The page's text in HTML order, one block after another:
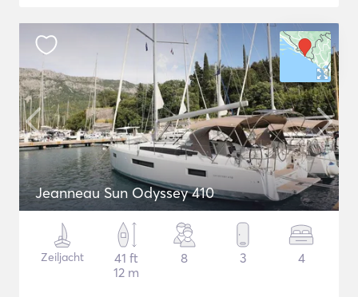
Jeanneau Sun Odyssey 410
Zeiljacht
41 ft
12 m
8 3 4